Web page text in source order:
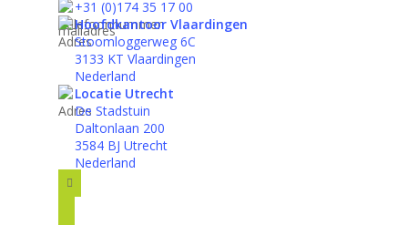
+31 (0)174 35 17 00
Hoofdkantoor Vlaardingen
Stoomloggerweg 6C
3133 KT Vlaardingen
Nederland
Locatie Utrecht
De Stadstuin
Daltonlaan 200
3584 BJ Utrecht
Nederland
facebook